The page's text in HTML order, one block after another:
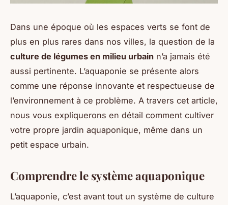
Dans une époque où les espaces verts se font de
plus en plus rares dans nos villes, la question de la
culture de légumes en milieu urbain n’a jamais été
aussi pertinente. L’aquaponie se présente alors
comme une réponse innovante et respectueuse de
l’environnement à ce problème. A travers cet article,
nous vous expliquerons en détail comment cultiver
votre propre jardin aquaponique, même dans un
petit espace urbain.
Comprendre le système aquaponique
L’aquaponie, c’est avant tout un système de culture